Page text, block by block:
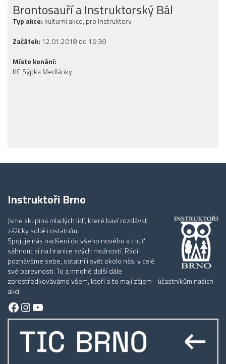
Brontosauří a Instruktorský Bál
Typ akce: kulturní akce, pro Instruktory
Začátek: 12.01.2018 od 19:30
Místo konání:
KC Sýpka Medlánky
Instruktoři Brno
Jsme skupina mladých lidí, které baví rozdávat
zážitky sobě i ostatním.
Spojuje nás nadšení do všeho nového a chuť
sáhnout si na hranice svých možností. Rádi
poznáváme sebe, ostatní i svět okolo nás, v celé
své barevnosti. To a mnohé další dále
zprostředkováváme všem, kteří o to mají zájem - účastníkům našich
akcí.
Facebook
Instagram
YouTube